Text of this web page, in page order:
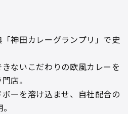
神田カレーグランプリ」で史
ないこだわりの欧風カレーを
店。
ーを溶け込ませ、自社配合の